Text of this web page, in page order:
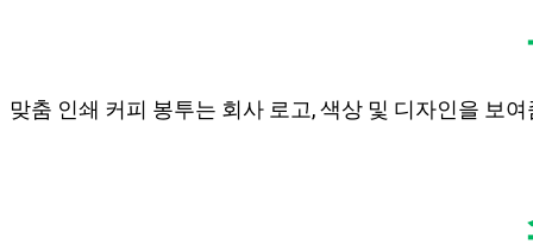
맞춤 인쇄 커피 봉투는 회사 로고, 색상 및 디자인을 보